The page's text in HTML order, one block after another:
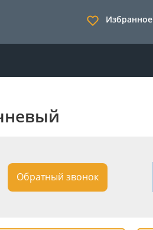
Избранное
Обратный звонок